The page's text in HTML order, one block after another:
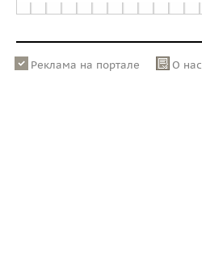
Реклама на портале О нас